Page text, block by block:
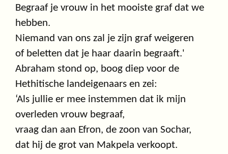
Begraaf je vrouw in het mooiste graf dat we
hebben.
Niemand van ons zal je zijn graf weigeren
of beletten dat je haar daarin begraaft.'
Abraham stond op, boog diep voor de
Hethitische landeigenaars en zei:
‘Als jullie er mee instemmen dat ik mijn
overleden vrouw begraaf,
vraag dan aan Efron, de zoon van Sochar,
dat hij de grot van Makpela verkoopt.